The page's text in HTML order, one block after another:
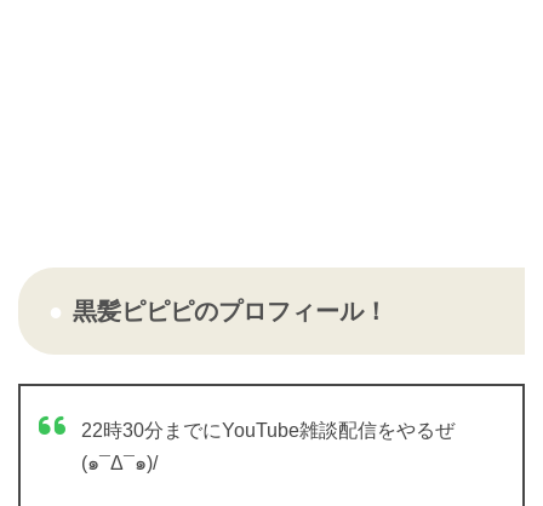
黒髪ピピピのプロフィール！
22時30分までにYouTube雑談配信をやるぜ
(๑¯Δ¯๑)/